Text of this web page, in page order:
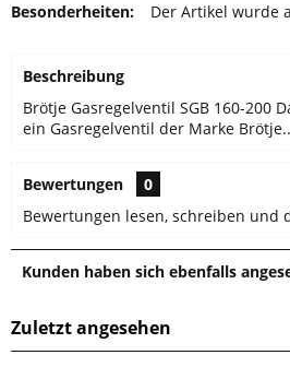
Besonderheiten:
Der Artikel wurde
Beschreibung
Brötje Gasregelventil SGB 160-200
ein Gasregelventil der Marke
Bewertungen
0
Bewertungen lesen, schreiben und
Kunden haben sich ebenfalls
Zuletzt angesehen